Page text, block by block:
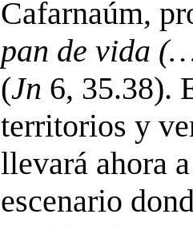
Cafarnaúm,
pan de vida
(Jn 6, 35.38).
territorios y
llevará ahora
escenario